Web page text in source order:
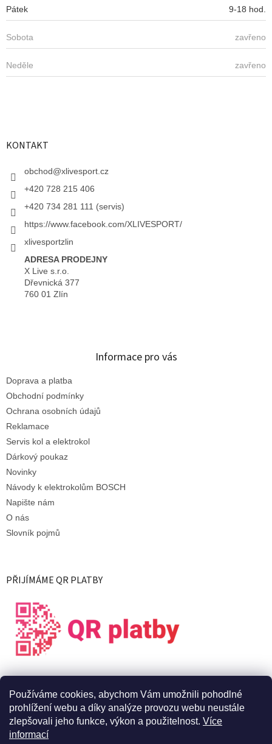
Používáme cookies, abychom Vám umožnili pohodlné
prohlížení webu a díky analýze provozu webu neustále
zlepšovali jeho funkce, výkon a použitelnost. Více
informací
Pátek 9-18 hod.
Sobota zavřeno
Neděle zavřeno
KONTAKT
obchod@xlivesport.cz
+420 728 215 406
+420 734 281 111 (servis)
https://www.facebook.com/XLIVESPORT/
xlivesportzlin
ADRESA PRODEJNY
X Live s.r.o.
Dřevnická 377
760 01 Zlín
Informace pro vás
Doprava a platba
Obchodní podmínky
Ochrana osobních údajů
Reklamace
Servis kol a elektrokol
Dárkový poukaz
Novinky
Návody k elektrokolům BOSCH
Napište nám
O nás
Slovník pojmů
PŘIJÍMÁME QR PLATBY